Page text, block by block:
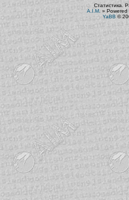
Статистика.
A.I.M. » Powered
YaBB ©